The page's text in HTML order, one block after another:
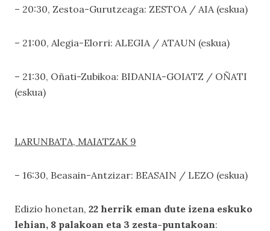
– 20:30, Zestoa-Gurutzeaga: ZESTOA / AIA (eskua)
– 21:00, Alegia-Elorri: ALEGIA / ATAUN (eskua)
– 21:30, Oñati-Zubikoa: BIDANIA-GOIATZ / OÑATI
(eskua)
LARUNBATA, MAIATZAK 9
– 16:30, Beasain-Antzizar: BEASAIN / LEZO (eskua)
Edizio honetan, 22 herrik eman dute izena eskuko
lehian, 8 palakoan eta 3 zesta-puntakoan: